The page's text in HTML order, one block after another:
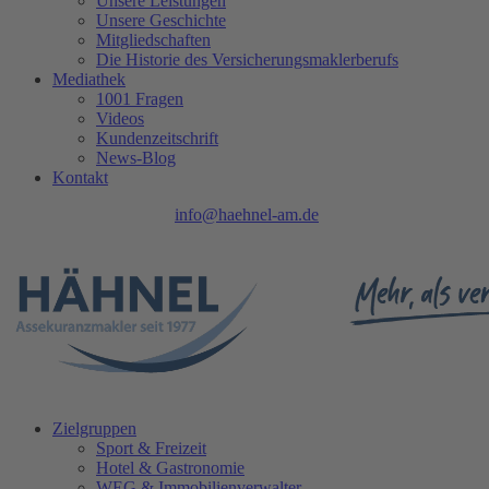
Unsere Geschichte
Mitgliedschaften
Die Historie des Versicherungsmaklerberufs
Mediathek
1001 Fragen
Videos
Kundenzeitschrift
News-Blog
Kontakt
info@haehnel-am.de
Zielgruppen
Sport & Freizeit
Hotel & Gastronomie